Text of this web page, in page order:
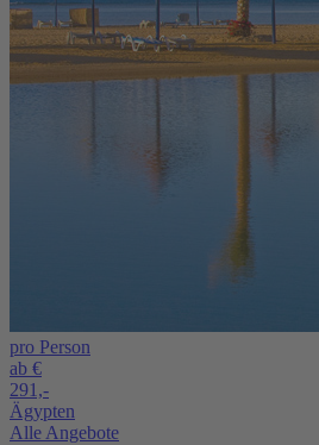
pro Person
ab €
291,-
Ägypten
Alle Angebote